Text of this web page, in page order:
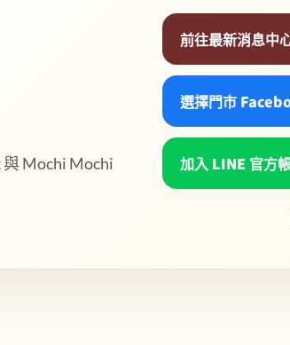
Mochi Mochi
前往最新消息中
選擇門市
加入 LINE 官方